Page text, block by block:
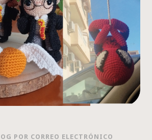
POR CORREO ELECTRÓNICO